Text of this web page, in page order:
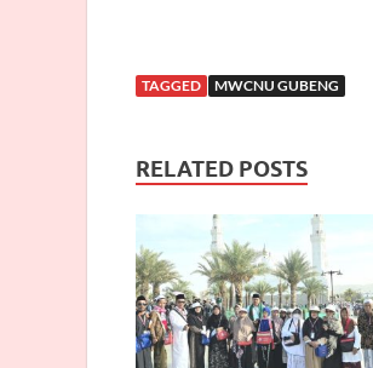
TAGGED MWCNU GUBENG
RELATED POSTS